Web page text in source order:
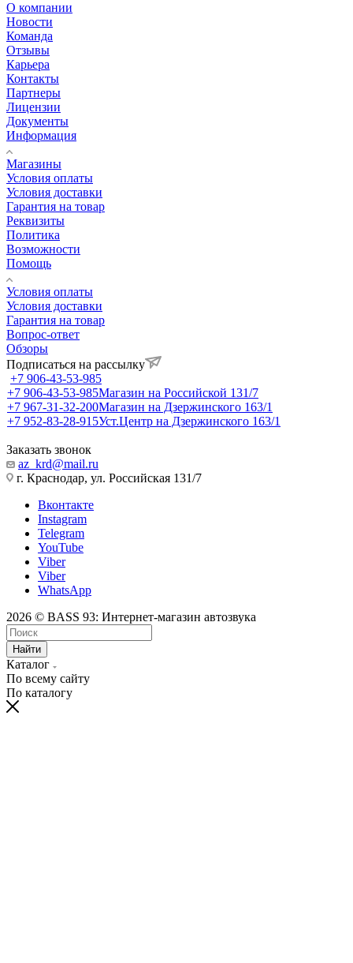
О компании
Новости
Команда
Отзывы
Карьера
Контакты
Партнеры
Лицензии
Документы
Информация
Магазины
Условия оплаты
Условия доставки
Гарантия на товар
Реквизиты
Политика
Возможности
Помощь
Условия оплаты
Условия доставки
Гарантия на товар
Вопрос-ответ
Обзоры
Подписаться на рассылку
+7 906-43-53-985
+7 906-43-53-985Магазин на Российской 131/7
+7 967-31-32-200Магазин на Дзержинского 163/1
+7 952-83-28-915Уст.Центр на Дзержинского 163/1
Заказать звонок
az_krd@mail.ru
г. Краснодар, ул. Российская 131/7
Вконтакте
Instagram
Telegram
YouTube
Viber
Viber
WhatsApp
2026 © BASS 93: Интернет-магазин автозвука
Найти
Каталог
По всему сайту
По каталогу